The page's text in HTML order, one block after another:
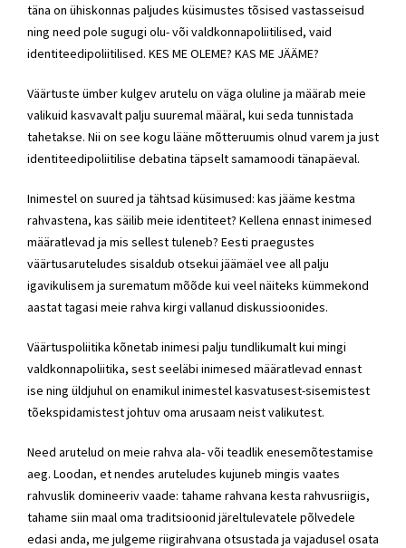
täna on ühiskonnas paljudes küsimustes tõsised vastasseisud
ning need pole sugugi olu- või valdkonnapoliitilised, vaid
identiteedipoliitilised. KES ME OLEME? KAS ME JÄÄME?
Väärtuste ümber kulgev arutelu on väga oluline ja määrab meie
valikuid kasvavalt palju suuremal määral, kui seda tunnistada
tahetakse. Nii on see kogu lääne mõtteruumis olnud varem ja just
identiteedipoliitilise debatina täpselt samamoodi tänapäeval.
Inimestel on suured ja tähtsad küsimused: kas jääme kestma
rahvastena, kas säilib meie identiteet? Kellena ennast inimesed
määratlevad ja mis sellest tuleneb? Eesti praegustes
väärtusaruteludes sisaldub otsekui jäämäel vee all palju
igavikulisem ja surematum mõõde kui veel näiteks kümmekond
aastat tagasi meie rahva kirgi vallanud diskussioonides.
Väärtuspoliitika kõnetab inimesi palju tundlikumalt kui mingi
valdkonnapoliitika, sest seeläbi inimesed määratlevad ennast
ise ning üldjuhul on enamikul inimestel kasvatusest-sisemistest
tõekspidamistest johtuv oma arusaam neist valikutest.
Need arutelud on meie rahva ala- või teadlik enesemõtestamise
aeg. Loodan, et nendes aruteludes kujuneb mingis vaates
rahvuslik domineeriv vaade: tahame rahvana kesta rahvusriigis,
tahame siin maal oma traditsioonid järeltulevatele põlvedele
edasi anda, me julgeme riigirahvana otsustada ja vajadusel osata